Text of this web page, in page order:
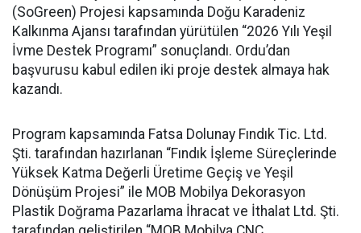
(SoGreen) Projesi kapsamında Doğu Karadeniz
Kalkınma Ajansı tarafından yürütülen “2026 Yılı Yeşil
İvme Destek Programı” sonuçlandı. Ordu’dan
başvurusu kabul edilen iki proje destek almaya hak
kazandı.
Program kapsamında Fatsa Dolunay Fındık Tic. Ltd.
Şti. tarafından hazırlanan “Fındık İşleme Süreçlerinde
Yüksek Katma Değerli Üretime Geçiş ve Yeşil
Dönüşüm Projesi” ile MOB Mobilya Dekorasyon
Plastik Doğrama Pazarlama İhracat ve İthalat Ltd. Şti.